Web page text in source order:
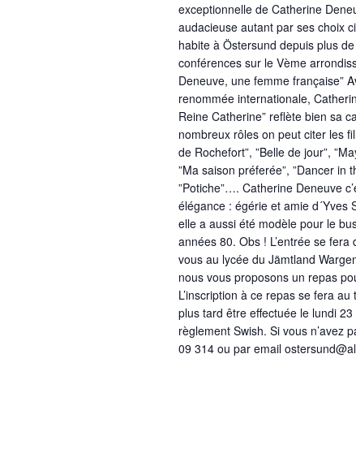
exceptionnelle de Catherine
audacieuse autant par ses choix
habite à Östersund depuis plus
conférences sur le Vème
Deneuve, une femme française”
renommée internationale,
Reine Catherine” reflète bien sa
nombreux rôles on peut citer les
de Rochefort”, ”Belle de jour”,
”Ma saison préferée”, ”Dancer in
”Potiche”…. Catherine Deneuve
élégance : égérie et amie
elle a aussi été modèle pour le
années 80. Obs ! L’entrée se
vous au lycée du Jämtland
nous vous proposons un repas
L’inscription à ce repas se fera
plus tard être effectuée le lundi
règlement Swish. Si vous n’avez
09 314 ou par email